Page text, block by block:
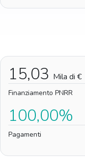
15,03 Mila di €
Finanziamento PNRR
100,00%
Pagamenti